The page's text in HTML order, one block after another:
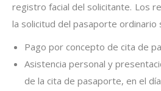
registro facial del solicitante. Los
la solicitud del pasaporte ordinario
Pago por concepto de cita de
Asistencia personal y
de la cita de pasaporte, en el